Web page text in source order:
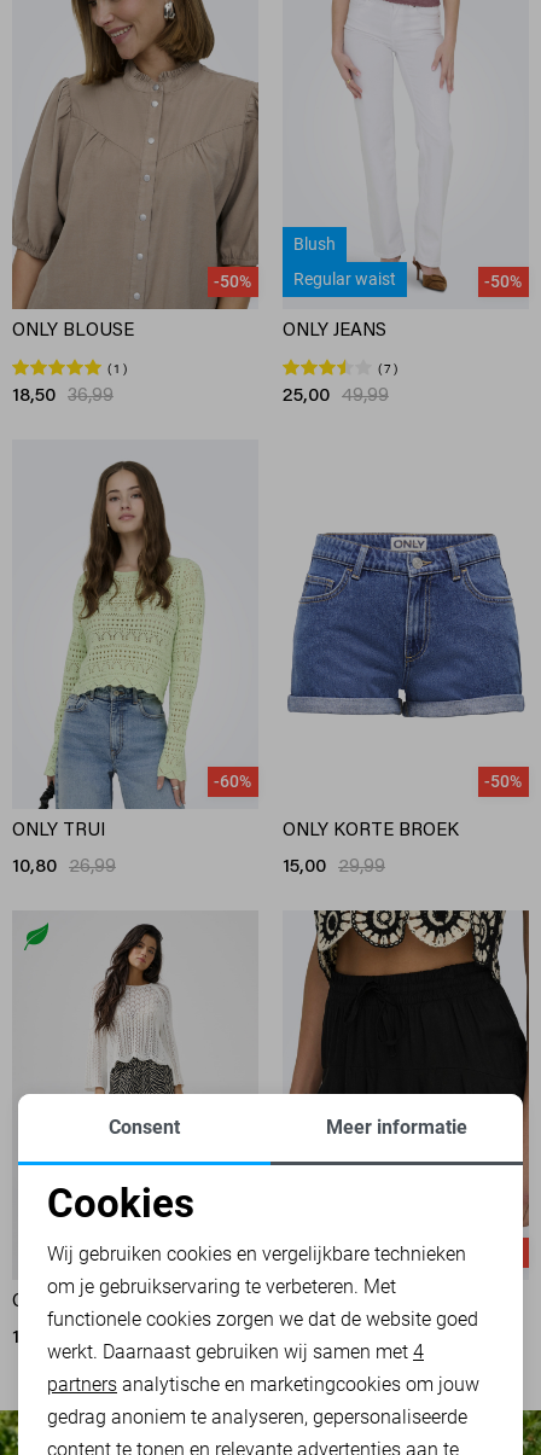
-50%
ONLY BLOUSE
1
18,50 36,99
Blush
Regular waist
-50%
ONLY JEANS
7
25,00 49,99
-60%
ONLY TRUI
10,80 26,99
-50%
ONLY KORTE BROEK
15,00 29,99
-50%
ONLY BROEK
17,50
10,00
Noodzakelijke cookies
Personalisatie cookies
Analytische cookies
Marketing cookies
Consent Meer informatie
Cookies
Wij gebruiken cookies en vergelijkbare technieken
om je gebruikservaring te verbeteren. Met
functionele cookies zorgen we dat de website goed
werkt. Daarnaast gebruiken wij samen met 4
partners analytische en marketingcookies om jouw
gedrag anoniem te analyseren, gepersonaliseerde
content te tonen en relevante advertenties aan te